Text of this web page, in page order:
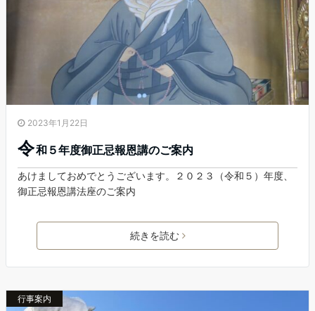
2023年1月22日
令和５年度御正忌報恩講のご案内
あけましておめでとうございます。２０２３（令和５）年度、
御正忌報恩講法座のご案内
続きを読む
行事案内